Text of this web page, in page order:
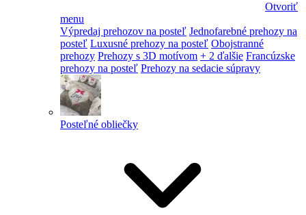
Otvoriť
menu
Výpredaj prehozov na posteľ Jednofarebné prehozy na
posteľ Luxusné prehozy na posteľ Obojstranné
prehozy Prehozy s 3D motívom + 2 ďalšie Francúzske
prehozy na posteľ Prehozy na sedacie súpravy
Posteľné obliečky